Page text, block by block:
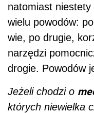
natomiast niestety
wielu powodów:
wie, po drugie,
narzędzi
drogie. Powodów
Jeżeli chodzi o
których niewielka